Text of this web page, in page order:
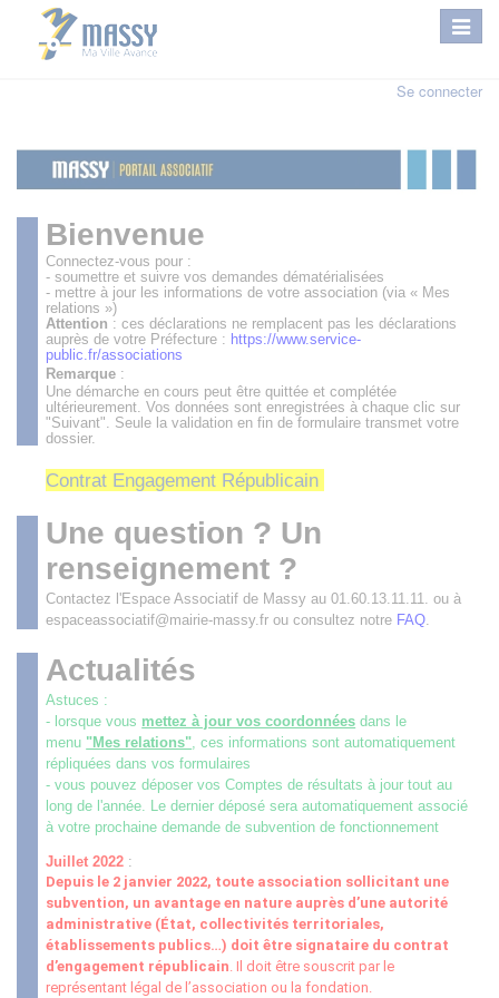
Se connecter
Bienvenue
Connectez-vous pour :
- soumettre et suivre vos demandes dématérialisées
- mettre à jour les informations de votre association (via « Mes
relations »)
Attention : ces déclarations ne remplacent pas les déclarations
auprès de votre Préfecture : https://www.service-
public.fr/associations
Remarque :
Une démarche en cours peut être quittée et complétée
ultérieurement. Vos données sont enregistrées à chaque clic sur
"Suivant". Seule la validation en fin de formulaire transmet votre
dossier.
Contrat Engagement Républicain
Une question ? Un
renseignement ?
Contactez l'Espace Associatif de Massy au 01.60.13.11.11. ou à
espaceassociatif@mairie-massy.fr ou consultez notre FAQ.
Actualités
Astuces :
- lorsque vous mettez à jour vos coordonnées dans le
menu "Mes relations", ces informations sont automatiquement
répliquées dans vos formulaires
- vous pouvez déposer vos Comptes de résultats à jour tout au
long de l'année. Le dernier déposé sera automatiquement associé
à votre prochaine demande de subvention de fonctionnement
Juillet 2022 :
Depuis le 2 janvier 2022, toute association sollicitant une
subvention, un avantage en nature auprès d’une autorité
administrative (État, collectivités territoriales,
établissements publics…) doit être signataire du contrat
d’engagement républicain. Il doit être souscrit par le
représentant légal de l’association ou la fondation.